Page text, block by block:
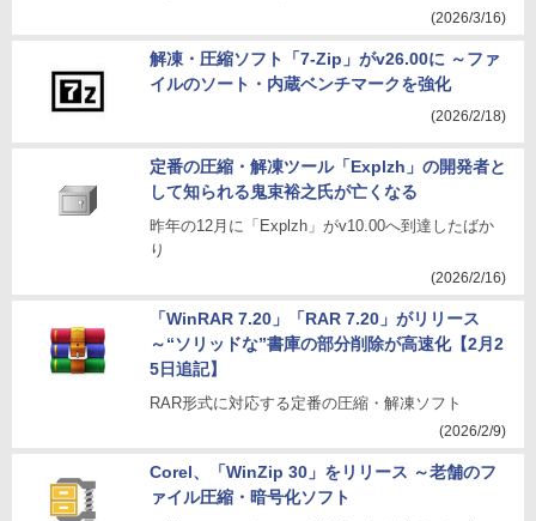
(2026/3/16)
解凍・圧縮ソフト「7-Zip」がv26.00に ～ファ
イルのソート・内蔵ベンチマークを強化
(2026/2/18)
定番の圧縮・解凍ツール「Explzh」の開発者と
して知られる鬼束裕之氏が亡くなる
昨年の12月に「Explzh」がv10.00へ到達したばか
り
(2026/2/16)
「WinRAR 7.20」「RAR 7.20」がリリース
～“ソリッドな”書庫の部分削除が高速化【2月2
5日追記】
RAR形式に対応する定番の圧縮・解凍ソフト
(2026/2/9)
Corel、「WinZip 30」をリリース ～老舗のフ
ァイル圧縮・暗号化ソフト